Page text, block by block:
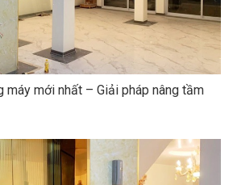
máy mới nhất – Giải pháp nâng tầm